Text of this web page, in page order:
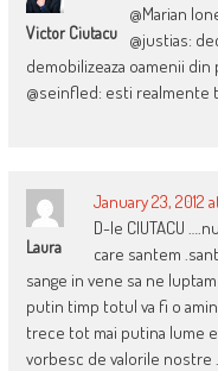
Victor Ciutacu
@Marian
@justias:
demobilizeaza oamenii
@seinfled: esti realmente
Laura
January 23, 2012
D-le CIUTACU
care santem
sange in vene sa ne
putin timp totul va fi o
trece tot mai putina lume
vorbesc de valorile nostre …